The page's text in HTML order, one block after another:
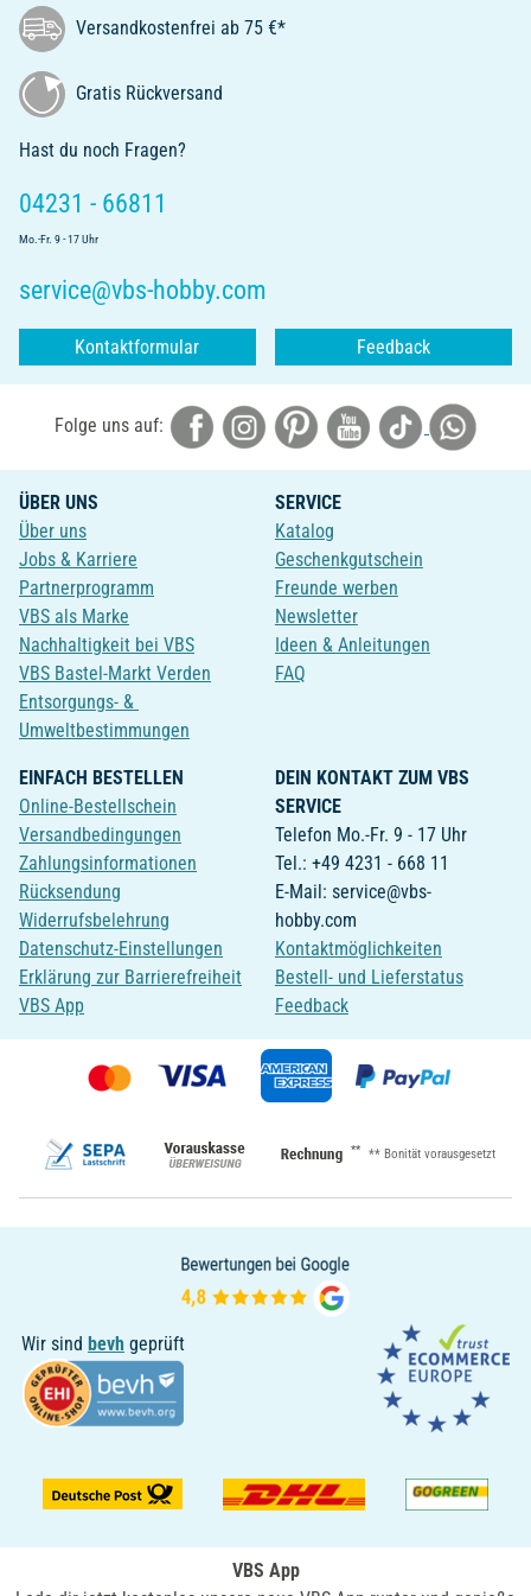
Versandkostenfrei ab 75 €*
Gratis Rückversand
Hast du noch Fragen?
04231 - 66811
Mo.-Fr. 9 - 17 Uhr
service@vbs-hobby.com
Kontaktformular Feedback
Folge uns auf:
ÜBER UNS
Über uns
Jobs & Karriere
Partnerprogramm
VBS als Marke
Nachhaltigkeit bei VBS
VBS Bastel-Markt Verden
Entsorgungs- &
Umweltbestimmungen
SERVICE
Katalog
Geschenkgutschein
Freunde werben
Newsletter
Ideen & Anleitungen
FAQ
EINFACH BESTELLEN
Online-Bestellschein
Versandbedingungen
Zahlungsinformationen
Rücksendung
Widerrufsbelehrung
Datenschutz-Einstellungen
Erklärung zur Barrierefreiheit
VBS App
DEIN KONTAKT ZUM VBS
SERVICE
Telefon Mo.-Fr. 9 - 17 Uhr
Tel.: +49 4231 - 668 11
E-Mail: service@vbs-
hobby.com
Kontaktmöglichkeiten
Bestell- und Lieferstatus
Feedback
** ** Bonität vorausgesetzt
Wir sind bevh geprüft
VBS App